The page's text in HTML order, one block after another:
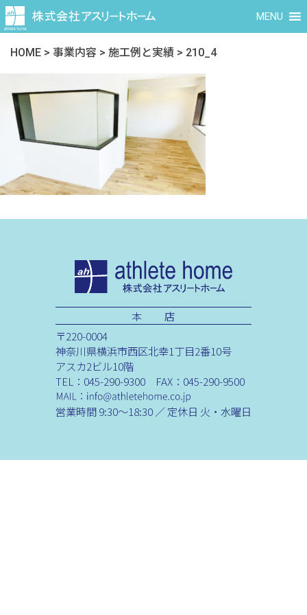
MENU
HOME > 事業内容 > 施工例と実績 > 210_4
本 店
〒220-0004
神奈川県横浜市西区北幸1丁目2番10号
アスカ2ビル10階
TEL：045-290-9300 FAX：045-290-9500
営業時間 9:30～18:30 ／ 定休日 火・水曜日